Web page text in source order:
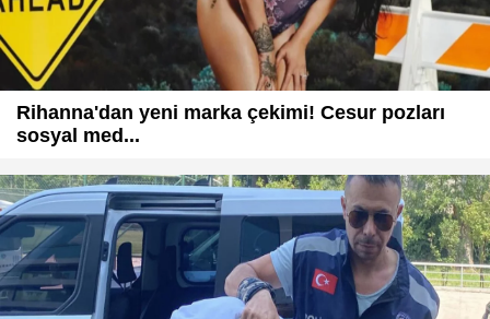
Rihanna'dan yeni marka çekimi! Cesur pozları
sosyal med...